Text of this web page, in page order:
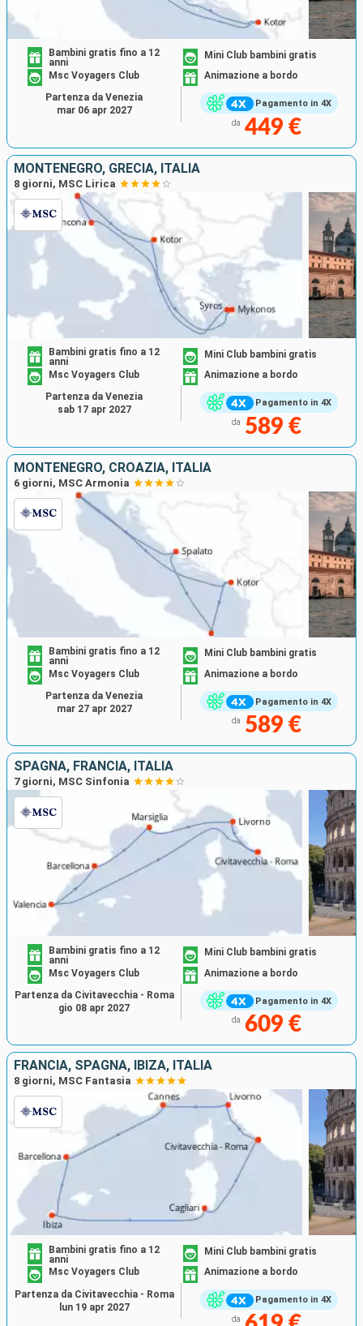
Pagamento in 4X
Bambini gratis fino a 12
anni
Mini Club bambini gratis
Msc Voyagers Club
Animazione a bordo
da 449 €
Partenza da Venezia
mar 06 apr 2027
MONTENEGRO, GRECIA, ITALIA
8 giorni, MSC Lirica
Pagamento in 4X
Bambini gratis fino a 12
anni
Mini Club bambini gratis
Msc Voyagers Club
Animazione a bordo
da 589 €
Partenza da Venezia
sab 17 apr 2027
MONTENEGRO, CROAZIA, ITALIA
6 giorni, MSC Armonia
Pagamento in 4X
Bambini gratis fino a 12
anni
Mini Club bambini gratis
Msc Voyagers Club
Animazione a bordo
da 589 €
Partenza da Venezia
mar 27 apr 2027
SPAGNA, FRANCIA, ITALIA
7 giorni, MSC Sinfonia
Pagamento in 4X
Bambini gratis fino a 12
anni
Mini Club bambini gratis
Msc Voyagers Club
Animazione a bordo
da 609 €
Partenza da Civitavecchia - Roma
gio 08 apr 2027
FRANCIA, SPAGNA, IBIZA, ITALIA
8 giorni, MSC Fantasia
Pagamento in 4X
Bambini gratis fino a 12
anni
Mini Club bambini gratis
Msc Voyagers Club
Animazione a bordo
da
Partenza da Civitavecchia - Roma
lun 19 apr 2027